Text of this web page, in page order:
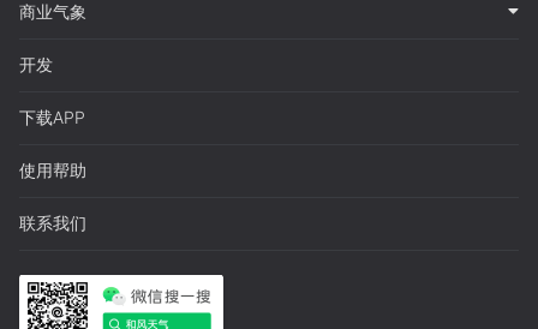
商业气象
开发
下载APP
使用帮助
联系我们